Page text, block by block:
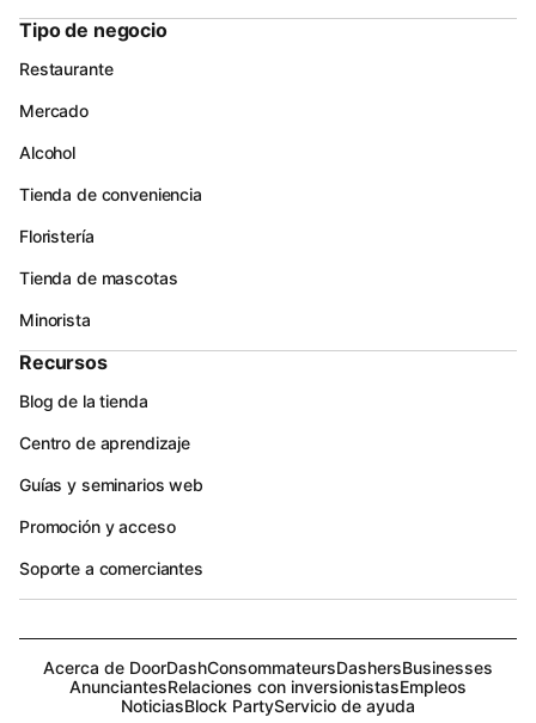
Tipo de negocio
Restaurante
Mercado
Alcohol
Tienda de conveniencia
Floristería
Tienda de mascotas
Minorista
Recursos
Blog de la tienda
Centro de aprendizaje
Guías y seminarios web
Promoción y acceso
Soporte a comerciantes
Acerca de DoorDashConsommateursDashersBusinesses
AnunciantesRelaciones con inversionistasEmpleos
NoticiasBlock PartyServicio de ayuda